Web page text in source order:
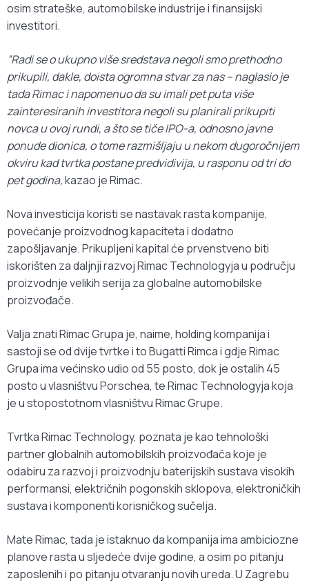
osim strateške, automobilske industrije i finansijski
investitori.
”Radi se o ukupno više sredstava negoli smo prethodno
prikupili, dakle, doista ogromna stvar za nas – naglasio je
tada Rimac i napomenuo da su imali pet puta više
zainteresiranih investitora negoli su planirali prikupiti
novca u ovoj rundi, a što se tiče IPO-a, odnosno javne
ponude dionica, o tome razmišljaju u nekom dugoročnijem
okviru kad tvrtka postane predvidivija, u rasponu od tri do
pet godina,kazao je Rimac.
Nova investicija koristi se nastavak rasta kompanije,
povećanje proizvodnog kapaciteta i dodatno
zapošljavanje. Prikupljeni kapital će prvenstveno biti
iskorišten za daljnji razvoj Rimac Technologyja u području
proizvodnje velikih serija za globalne automobilske
proizvođače.
Valja znati Rimac Grupa je, naime, holding kompanija i
sastoji se od dvije tvrtke i to Bugatti Rimca i gdje Rimac
Grupa ima većinsko udio od 55 posto, dok je ostalih 45
posto u vlasništvu Porschea, te Rimac Technologyja koja
je u stopostotnom vlasništvu Rimac Grupe.
Tvrtka Rimac Technology, poznata je kao tehnološki
partner globalnih automobilskih proizvođača koje je
odabiru za razvoj i proizvodnju baterijskih sustava visokih
performansi, električnih pogonskih sklopova, elektroničkih
sustava i komponenti korisničkog sučelja.
Mate Rimac, tada je istaknuo da kompanija ima ambiciozne
planove rasta u sljedeće dvije godine, a osim po pitanju
zaposlenih i po pitanju otvaranju novih ureda. U Zagrebu